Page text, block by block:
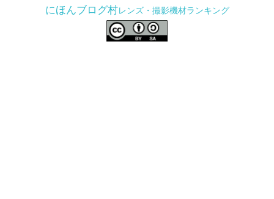
にほんブログ村レンズ・撮影機材ランキング